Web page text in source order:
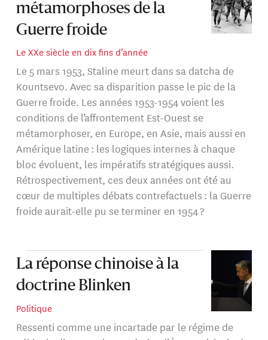
métamorphoses de la
Guerre froide
Le XXe siècle en dix fins d’année
Le 5 mars 1953, Staline meurt dans sa datcha de
Kountsevo. Avec sa disparition passe le pic de la
Guerre froide. Les années 1953-1954 voient les
conditions de l’affrontement Est-Ouest se
métamorphoser, en Europe, en Asie, mais aussi en
Amérique latine : les logiques internes à chaque
bloc évoluent, les impératifs stratégiques aussi.
Rétrospectivement, ces deux années ont été au
cœur de multiples débats contrefactuels : la Guerre
froide aurait-elle pu se terminer en 1954 ?
La réponse chinoise à la
doctrine Blinken
Politique
Ressenti comme une incartade par le régime de